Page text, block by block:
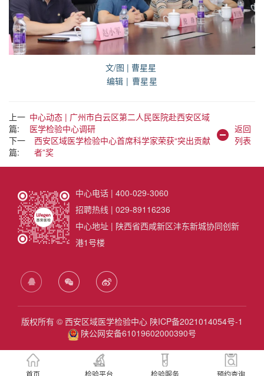
文/图 | 曹星星
编辑 | 曹星星
上一
篇:
中心动态 | 广州市白云区第二人民医院赴西安区域
医学检验中心调研
下一
篇:
西安区域医学检验中心首席科学家荣获“突出贡献
者”奖
返回
列表
首页 检验平台 检验服务 预约查询
中心电话 | 400-029-3060
招聘热线 | 029-89116236
中心地址 | 陕西省西咸新区沣东新城协同创新
港1号楼
版权所有 © 西安区域医学检验中心 陕ICP备2021014054号-1
陕公网安备61019602000390号